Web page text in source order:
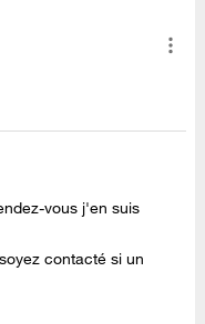
vous j'en suis
contacté si un